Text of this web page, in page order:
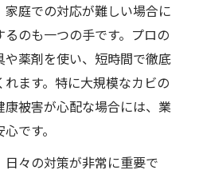
庭での対応が難しい場合に
のも一つの手です。プロの
薬剤を使い、短時間で徹底
ます。特に大規模なカビの
被害が心配な場合には、業
です。
々の対策が非常に重要で